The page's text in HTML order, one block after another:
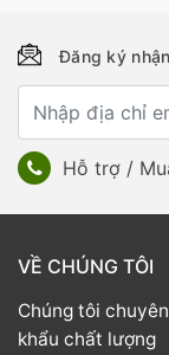
Đăng ký
Hỗ trợ /
VỀ CHÚNG TÔI
Chúng tôi
khẩu chất lượng